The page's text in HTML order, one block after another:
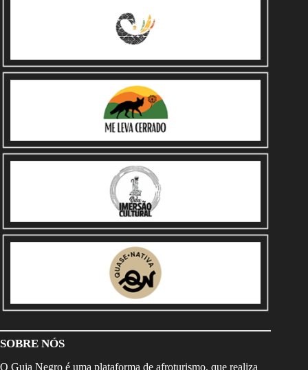
SOBRE NÓS
O Guia Negro é uma plataforma de afroturismo, que realiza